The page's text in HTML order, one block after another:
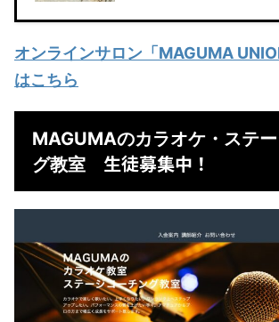
オンラインサロン「MAGUMA
はこちら
MAGUMAのカラオケ・ステ
グ教室
生徒募集中！